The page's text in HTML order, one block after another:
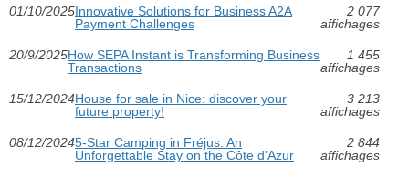
01/10/2025Innovative Solutions for Business A2A
Payment Challenges
2 077
affichages
20/9/2025How SEPA Instant is Transforming Business
Transactions
1 455
affichages
15/12/2024House for sale in Nice: discover your
future property!
3 213
affichages
08/12/20245-Star Camping in Fréjus: An
Unforgettable Stay on the Côte d'Azur
2 844
affichages